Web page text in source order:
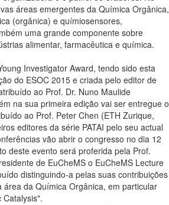
áreas emergentes da Química Orgânica,
(orgânica) e químiosensores,
uma grande componente sobre
alimentar, farmacêutica e química.
Investigator Award, tendo sido esta
do ESOC 2015 e criada pelo editor de
ao Prof. Dr. Nuno Maulide
na sua primeira edição vai ser entregue o
ao Prof. Peter Chen (ETH Zurique,
editores da série PATAI pelo seu actual
vão abrir o congresso no dia 12
deste evento será proferida pela Prof.
de EuCheMS o EuCheMS Lecture
distinguindo-a pelas suas contribuições
da Química Orgânica, em particular
Catalysis".